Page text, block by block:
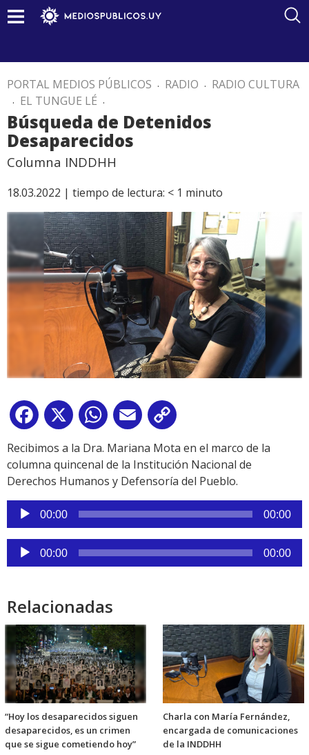
PORTAL MEDIOS PÚBLICOS . RADIO . RADIO CULTURA
. EL TUNGUE LÉ .
Búsqueda de Detenidos
Desaparecidos
Columna INDDHH
18.03.2022 | tiempo de lectura: < 1 minuto
Facebook
X WhatsApp
Email
Link
Recibimos a la Dra. Mariana Mota en el marco de la
columna quincenal de la Institución Nacional de
Derechos Humanos y Defensoría del Pueblo.
Reproductor
de
audio
00:00 00:00
Reproductor
de
00:00 00:00
Relacionadas
“Hoy los desaparecidos siguen
desaparecidos, es un crimen
que se sigue cometiendo hoy”
Charla con María Fernández,
encargada de comunicaciones
de la INDDHH